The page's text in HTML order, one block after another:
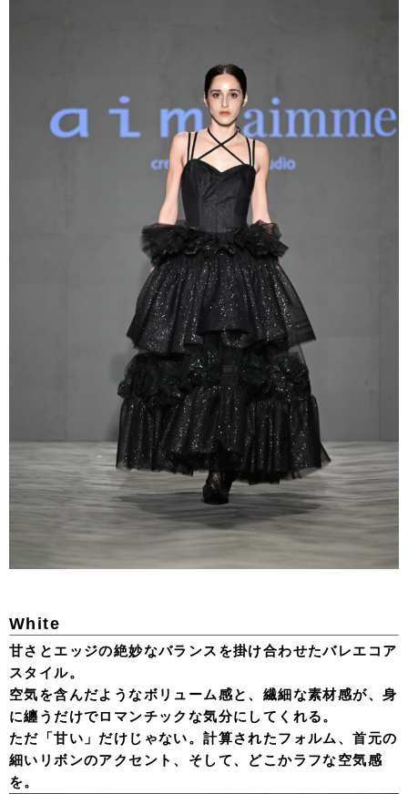
White
甘さとエッジの絶妙なバランスを掛け合わせたバレエコア
スタイル。
空気を含んだようなボリューム感と、繊細な素材感が、身
に纏うだけでロマンチックな気分にしてくれる。
ただ「甘い」だけじゃない。計算されたフォルム、首元の
細いリボンのアクセント、そして、どこかラフな空気感
を。